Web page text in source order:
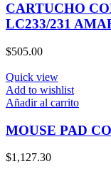
CARTUCHO
LC233/231
$505.00
Quick view
Add to wishlist
Añadir al carrito
MOUSE PAD
$1,127.30